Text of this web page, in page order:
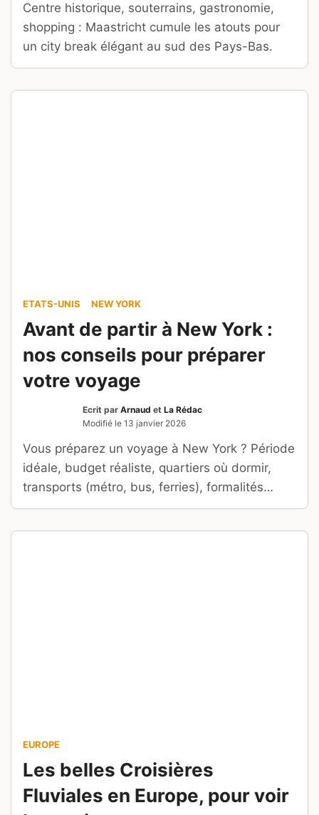
Centre historique, souterrains, gastronomie,
shopping : Maastricht cumule les atouts pour
un city break élégant au sud des Pays-Bas.
ETATS-UNIS NEW YORK
Avant de partir à New York :
nos conseils pour préparer
votre voyage
Ecrit par Arnaud et La Rédac
Modifié le 13 janvier 2026
Vous préparez un voyage à New York ? Période
idéale, budget réaliste, quartiers où dormir,
transports (métro, bus, ferries), formalités
(ESTA)… Voici nos conseils pratiques pour
EUROPE
Les belles Croisières
Fluviales en Europe, pour voir